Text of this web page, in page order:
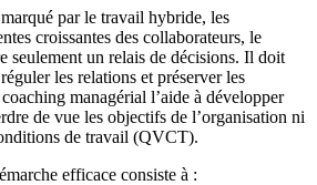
par le travail hybride, les
croissantes des collaborateurs, le
seulement un relais de décisions. Il doit
les relations et préserver les
managérial l’aide à développer
de vue les objectifs de l’organisation ni
de travail (QVCT).
efficace consiste à :